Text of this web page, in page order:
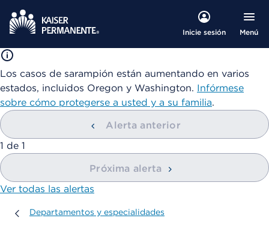
Inicie sesión Menú
Los casos de sarampión están aumentando en varios
estados, incluidos Oregon y Washington. Infórmese
sobre cómo protegerse a usted y a su familia.
Alerta anterior
mostrando
1 de 1
Próxima alerta
Ver todas las alertas
Departamentos y especialidades
Departamentos y especialidades